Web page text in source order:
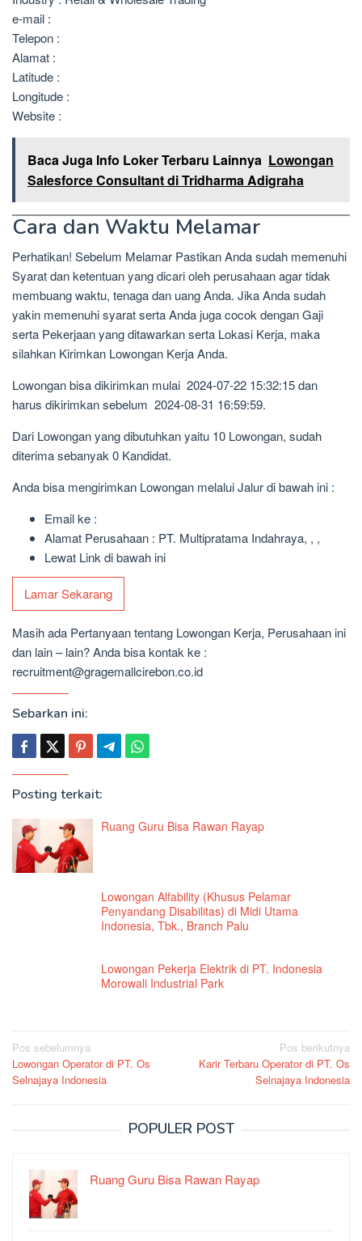
e-mail :
Telepon :
Alamat :
Latitude :
Longitude :
Website :
Baca Juga Info Loker Terbaru Lainnya Lowongan
Salesforce Consultant di Tridharma Adigraha
Cara dan Waktu Melamar
Perhatikan! Sebelum Melamar Pastikan Anda sudah memenuhi
Syarat dan ketentuan yang dicari oleh perusahaan agar tidak
membuang waktu, tenaga dan uang Anda. Jika Anda sudah
yakin memenuhi syarat serta Anda juga cocok dengan Gaji
serta Pekerjaan yang ditawarkan serta Lokasi Kerja, maka
silahkan Kirimkan Lowongan Kerja Anda.
Lowongan bisa dikirimkan mulai 2024-07-22 15:32:15 dan
harus dikirimkan sebelum 2024-08-31 16:59:59.
Dari Lowongan yang dibutuhkan yaitu 10 Lowongan, sudah
diterima sebanyak 0 Kandidat.
Anda bisa mengirimkan Lowongan melalui Jalur di bawah ini :
Email ke :
Alamat Perusahaan : PT. Multipratama Indahraya, , ,
Lewat Link di bawah ini
Lamar Sekarang
Masih ada Pertanyaan tentang Lowongan Kerja, Perusahaan ini
dan lain – lain? Anda bisa kontak ke :
recruitment@gragemallcirebon.co.id
Sebarkan ini:
Posting terkait:
Ruang Guru Bisa Rawan Rayap
Lowongan Alfability (Khusus Pelamar
Penyandang Disabilitas) di Midi Utama
Indonesia, Tbk., Branch Palu
Lowongan Pekerja Elektrik di PT. Indonesia
Morowali Industrial Park
Navigasi
pos
Pos sebelumnya
Lowongan Operator di PT. Os
Selnajaya Indonesia
Pos berikutnya
Karir Terbaru Operator di PT. Os
Selnajaya Indonesia
POPULER POST
Ruang Guru Bisa Rawan Rayap